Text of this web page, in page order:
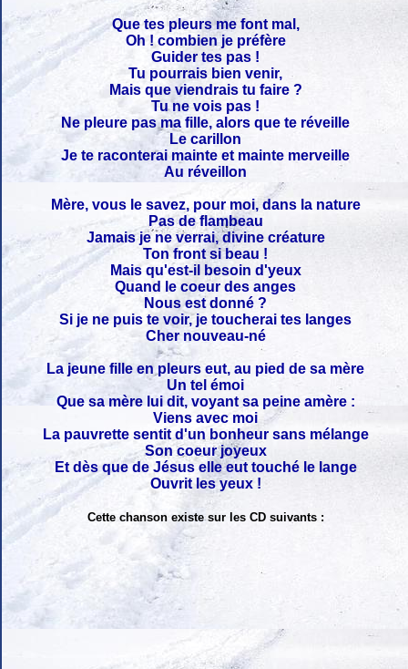
Que tes pleurs me font mal,
Oh ! combien je préfère
Guider tes pas !
Tu pourrais bien venir,
Mais que viendrais tu faire ?
Tu ne vois pas !
Ne pleure pas ma fille, alors que te réveille
Le carillon
Je te raconterai mainte et mainte merveille
Au réveillon
Mère, vous le savez, pour moi, dans la nature
Pas de flambeau
Jamais je ne verrai, divine créature
Ton front si beau !
Mais qu'est-il besoin d'yeux
Quand le coeur des anges
Nous est donné ?
Si je ne puis te voir, je toucherai tes langes
Cher nouveau-né
La jeune fille en pleurs eut, au pied de sa mère
Un tel émoi
Que sa mère lui dit, voyant sa peine amère :
Viens avec moi
La pauvrette sentit d'un bonheur sans mélange
Son coeur joyeux
Et dès que de Jésus elle eut touché le lange
Ouvrit les yeux !
Cette chanson existe sur les CD suivants :